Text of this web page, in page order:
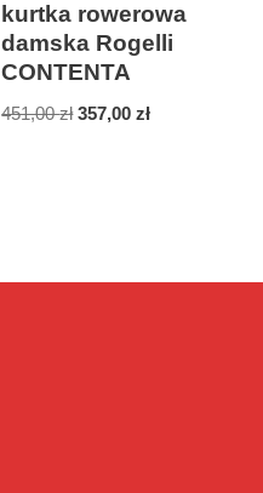
kurtka rowerowa
damska Rogelli
CONTENTA
451,00zł 357,00zł